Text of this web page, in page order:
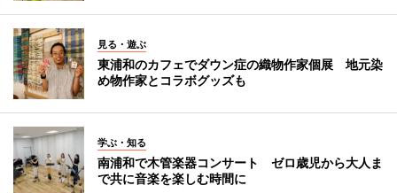
見る・遊ぶ
東浦和のカフェでダウン症の織物作家個展 地元染
め物作家とコラボグッズも
学ぶ・知る
南浦和で木管楽器コンサート ゼロ歳児から大人ま
で共に音楽を楽しむ時間に